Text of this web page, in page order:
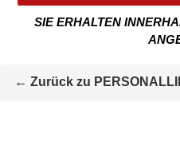
SIE ERHALTEN
wird
← Zurück zu